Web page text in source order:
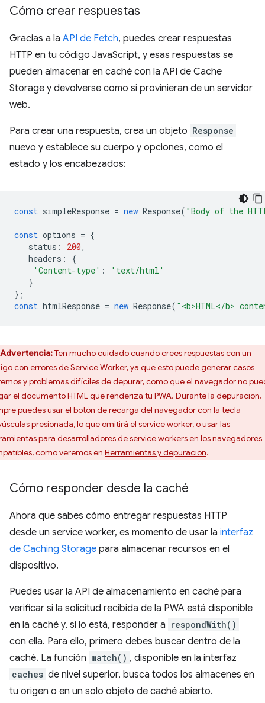
Cómo crear respuestas
Gracias a la API de Fetch, puedes crear respuestas
HTTP en tu código JavaScript, y esas respuestas se
pueden almacenar en caché con la API de Cache
Storage y devolverse como si provinieran de un servidor
web.
Para crear una respuesta, crea un objeto Response
nuevo y establece su cuerpo y opciones, como el
estado y los encabezados:
const simpleResponse = new Response( "Body of the
const options = {
status : 200,
headers :
{
'Content-type' :
'text/html'
}
};
const htmlResponse = new Response( "<b>HTML</b>
Advertencia:Ten mucho cuidado cuando crees respuestas con un
con errores de Service Worker, ya que esto puede generar casos
y problemas difíciles de depurar, como que el navegador no
el documento HTML que renderiza tu PWA. Durante la depuración,
puedes usar el botón de recarga del navegador con la tecla
presionada, lo que omitirá el service worker, o usar las
para desarrolladores de service workers en los navegadores
como veremos en Herramientas y depuración.
Cómo responder desde la caché
Ahora que sabes cómo entregar respuestas HTTP
desde un service worker, es momento de usar la interfaz
de Caching Storage para almacenar recursos en el
dispositivo.
Puedes usar la API de almacenamiento en caché para
verificar si la solicitud recibida de la PWA está disponible
en la caché y, si lo está, responder a respondWith()
con ella. Para ello, primero debes buscar dentro de la
caché. La función match() , disponible en la interfaz
caches de nivel superior, busca todos los almacenes en
tu origen o en un solo objeto de caché abierto.